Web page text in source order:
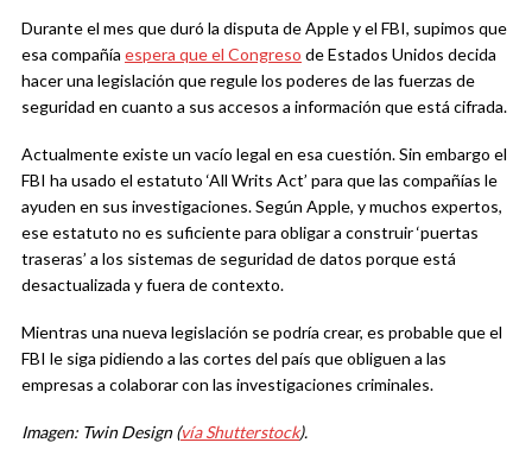
Durante el mes que duró la disputa de Apple y el FBI, supimos que
esa compañía espera que el Congreso de Estados Unidos decida
hacer una legislación que regule los poderes de las fuerzas de
seguridad en cuanto a sus accesos a información que está cifrada.
Actualmente existe un vacío legal en esa cuestión. Sin embargo el
FBI ha usado el estatuto ‘All Writs Act’ para que las compañías le
ayuden en sus investigaciones. Según Apple, y muchos expertos,
ese estatuto no es suficiente para obligar a construir ‘puertas
traseras’ a los sistemas de seguridad de datos porque está
desactualizada y fuera de contexto.
Mientras una nueva legislación se podría crear, es probable que el
FBI le siga pidiendo a las cortes del país que obliguen a las
empresas a colaborar con las investigaciones criminales.
Imagen: Twin Design (vía Shutterstock).